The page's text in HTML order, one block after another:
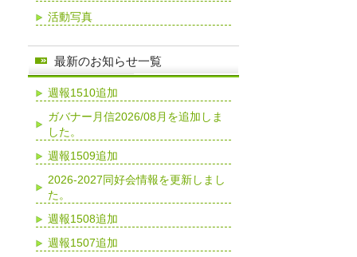
活動写真
最新のお知らせ一覧
週報1510追加
ガバナー月信2026/08月を追加しま
した。
週報1509追加
2026-2027同好会情報を更新しまし
た。
週報1508追加
週報1507追加